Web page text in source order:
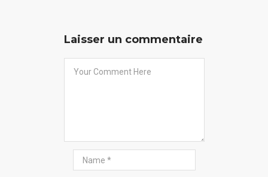
Laisser un commentaire